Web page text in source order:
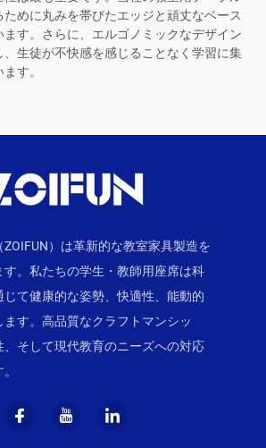
めに丸みを帯びたエッジと頑丈なベース
す。さらに、エルゴノミックなデザイン
生徒が不快感を感じることなく学習に集
す。
）は革新的な教室家具製造を
す。私たちの学生・教師用座席は科
じて健康的な姿勢、快適性、能動的
ます。高品質なクラフトマンシッ
、そして現代教育のニーズへの対応